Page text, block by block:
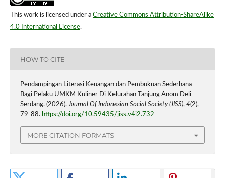
This work is licensed under a Creative Commons Attribution-ShareAlike
4.0 International License.
HOW TO CITE
Pendampingan Literasi Keuangan dan Pembukuan Sederhana
Bagi Pelaku UMKM Kuliner Di Kelurahan Tanjung Anom Deli
Serdang. (2026).Journal Of Indonesian Social Society (JISS), 4(2),
79-88. https://doi.org/10.59435/jiss.v4i2.732
MORE CITATION FORMATS